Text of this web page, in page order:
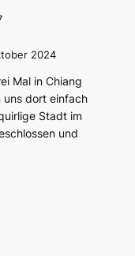
2024
Mal in Chiang
uns dort einfach
Stadt im
und